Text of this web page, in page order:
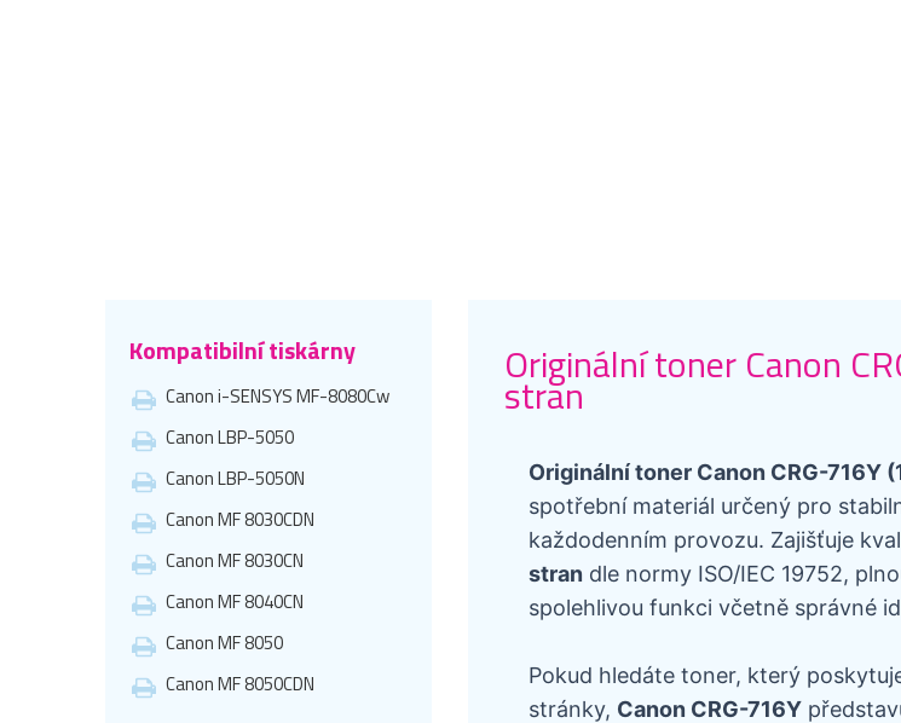
Kompatibilní tiskárny
Canon i-SENSYS MF-8080Cw
Canon LBP-5050
Canon LBP-5050N
Canon MF 8030CDN
Canon MF 8030CN
Canon MF 8040CN
Canon MF 8050
Canon MF 8050CDN
Originální toner Canon
stran
Originální toner Canon CRG-716Y
spotřební materiál určený pro
každodenním provozu. Zajišťuje
stran dle normy ISO/IEC 19752,
spolehlivou funkci včetně správné
Pokud hledáte toner, který
stránky, Canon CRG-716Y